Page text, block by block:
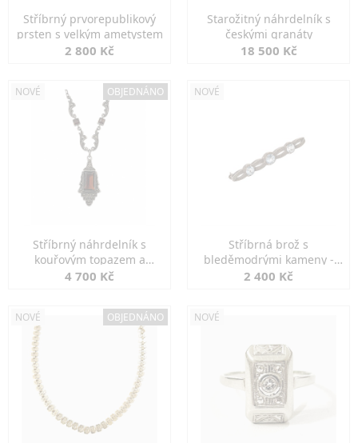
Stříbrný prvorepublikový
prsten s velkým ametystem
2 800 Kč
Starožitný náhrdelník s
českými granáty
18 500 Kč
NOVÉ OBJEDNÁNO
Stříbrný náhrdelník s
kouřovým topazem a
markazity
4 700 Kč
NOVÉ
Stříbrná brož s
bleděmodrými kameny -
jemná elegance
2 400 Kč
NOVÉ OBJEDNÁNO NOVÉ